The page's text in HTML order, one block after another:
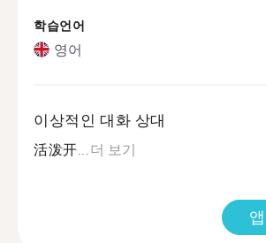
학습언어
영어
이상적인 대화 상대
活泼开... 더 보기